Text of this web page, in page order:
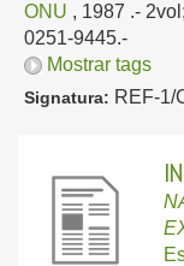
ONU , 1987 .-
0251-9445.-
Mostrar tags
Signatura: REF-1/